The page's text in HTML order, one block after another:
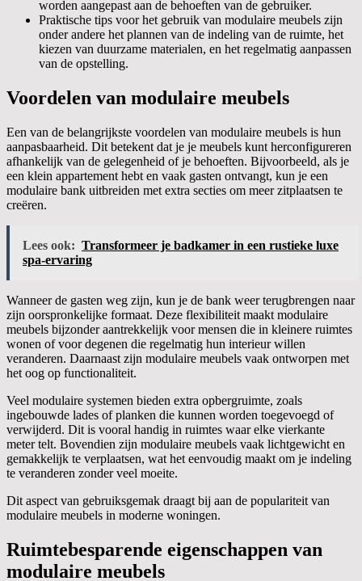
worden aangepast aan de behoeften van de gebruiker.
Praktische tips voor het gebruik van modulaire meubels zijn
onder andere het plannen van de indeling van de ruimte, het
kiezen van duurzame materialen, en het regelmatig aanpassen
van de opstelling.
Voordelen van modulaire meubels
Een van de belangrijkste voordelen van modulaire meubels is hun
aanpasbaarheid. Dit betekent dat je je meubels kunt herconfigureren
afhankelijk van de gelegenheid of je behoeften. Bijvoorbeeld, als je
een klein appartement hebt en vaak gasten ontvangt, kun je een
modulaire bank uitbreiden met extra secties om meer zitplaatsen te
creëren.
Lees ook: Transformeer je badkamer in een rustieke luxe
spa-ervaring
Wanneer de gasten weg zijn, kun je de bank weer terugbrengen naar
zijn oorspronkelijke formaat. Deze flexibiliteit maakt modulaire
meubels bijzonder aantrekkelijk voor mensen die in kleinere ruimtes
wonen of voor degenen die regelmatig hun interieur willen
veranderen. Daarnaast zijn modulaire meubels vaak ontworpen met
het oog op functionaliteit.
Veel modulaire systemen bieden extra opbergruimte, zoals
ingebouwde lades of planken die kunnen worden toegevoegd of
verwijderd. Dit is vooral handig in ruimtes waar elke vierkante
meter telt. Bovendien zijn modulaire meubels vaak lichtgewicht en
gemakkelijk te verplaatsen, wat het eenvoudig maakt om je indeling
te veranderen zonder veel moeite.
Dit aspect van gebruiksgemak draagt bij aan de populariteit van
modulaire meubels in moderne woningen.
Ruimtebesparende eigenschappen van
modulaire meubels